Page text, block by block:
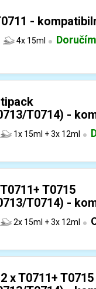
-
4x 15ml
T0714) -
1x 15ml + 3x 12ml
T0715
T0714) -
2x 15ml + 3x 12ml
x T0711+ T0715